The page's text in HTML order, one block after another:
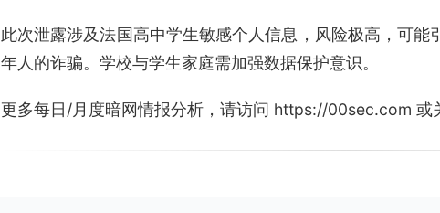
此次泄露涉及法国高中学生敏感个人信息，风险极高，可
年人的诈骗。学校与学生家庭需加强数据保护意识。
更多每日/月度暗网情报分析，请访问 https://00sec.com 或